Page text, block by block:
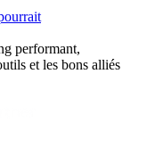
performant,
et les bons alliés